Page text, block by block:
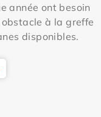
année ont besoin
à la greffe
disponibles.